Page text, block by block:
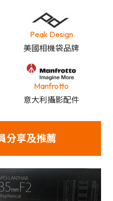
Peak Design
美國相機袋品牌
Manfrotto
意大利攝影配件
分享及推薦